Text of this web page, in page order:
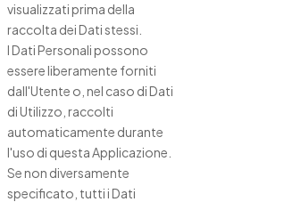
visualizzati prima della
raccolta dei Dati stessi.
I Dati Personali possono
essere liberamente forniti
dall'Utente o, nel caso di Dati
di Utilizzo, raccolti
automaticamente durante
l'uso di questa Applicazione.
Se non diversamente
specificato, tutti i Dati